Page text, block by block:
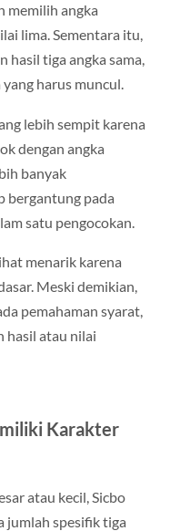
memilih angka
lima. Sementara itu,
hasil tiga angka sama,
harus muncul.
lebih sempit karena
dengan angka
banyak
bergantung pada
satu pengocokan.
menarik karena
Meski demikian,
pemahaman syarat,
hasil atau nilai
Karakter
atau kecil, Sicbo
jumlah spesifik tiga